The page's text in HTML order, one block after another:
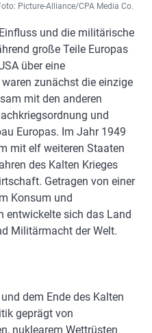
Picture-Alliance/CPA Media Co.
und die militärische
große Teile Europas
über eine
zunächst die einzige
mit den anderen
und
Europas. Im Jahr 1949
mit elf weiteren Staaten
des Kalten Krieges
Getragen von einer
Konsum und
entwickelte sich das Land
Militärmacht der Welt.
dem Ende des Kalten
geprägt von
nuklearem Wettrüsten